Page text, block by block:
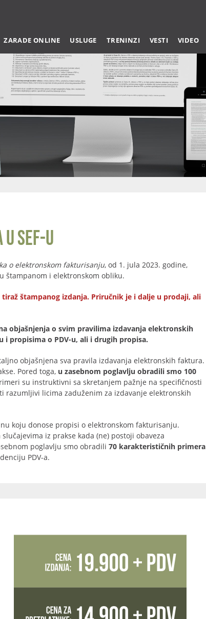
ZARADE ONLINE USLUGE TRENINZI VESTI VIDEO
SEF-u
o elektronskom fakturisanju, od 1. jula 2023. godine,
štampanom i elektronskom obliku.
štampanog izdanja. Priručnik je i dalje u prodaji, ali
objašnjenja o svim pravilima izdavanja elektronskih
propisima o PDV-u, ali i drugih propisa.
objašnjena sva pravila izdavanja elektronskih faktura.
Pored toga, u zasebnom poglavlju obradili smo 100
su instruktivni sa skretanjem pažnje na specifičnosti
razumljivi licima zaduženim za izdavanje elektronskih
koju donose propisi o elektronskom fakturisanju.
iz prakse kada (ne) postoji obaveza
poglavlju smo obradili 70 karakterističnih primera
PDV-a.